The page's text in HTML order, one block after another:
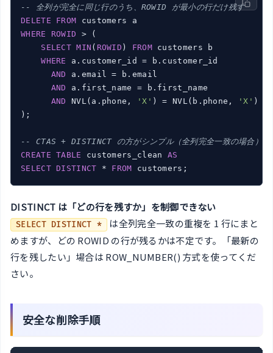
-- 全列が完全に同じ行のうち、ROWID が最小の行だけ残す
DELETE
FROM
WHERE
ROWID > (
SELECT MIN ( ROWID ) FROM customers b
WHERE
a.customer_id = b.customer_id
AND
a.email = b.email
AND
a.first_name = b.first_name
AND
NVL(a.phone, 'X' ) = NVL(b.phone, 'X' )
);
-- CTAS + DISTINCT の方がシンプル（全列完全一致の場合）
CREATE
TABLE customers_clean AS
SELECT
DISTINCT * FROM
DISTINCT は「どの行を残すか」を制御できない
SELECT DISTINCT *
は全列完全一致の重複を 1 行にまと
めますが、どの ROWID の行が残るかは不定です。「最新の
行を残したい」場合は ROW_NUMBER() 方式を使ってくだ
さい。
安全な削除手順